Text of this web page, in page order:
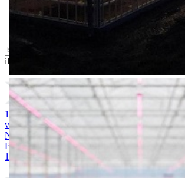
Supstrati
Zaštita ... u 10 litara
ili probajte naprednu:
1. MAGNEZIJUM SULFAT 25kg
2.
vodotopivi 25kg 3. KALIJUM SULFAT 25kg
NITRAT 25kg 5. ARDENDO 6. BIG BEEF
Bely acid 15-10-25 + 2MgO+ Me 25kg
9.
10. CINKOSAN